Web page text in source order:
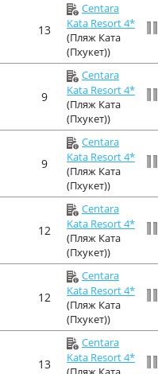
13
Centara
Kata Resort 4*
(Пляж Ката
(Пхукет))
9
Centara
Kata Resort 4*
(Пляж Ката
(Пхукет))
9
Centara
Kata Resort 4*
(Пляж Ката
(Пхукет))
12
Centara
Kata Resort 4*
(Пляж Ката
(Пхукет))
12
Centara
Kata Resort 4*
(Пляж Ката
(Пхукет))
13
Centara
Kata Resort 4*